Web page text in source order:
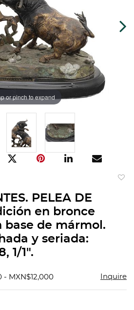
or pinch to expand
PELEA DE
en bronce
base de mármol.
y seriada:
1/1".
- MXN$12,000 Inquire